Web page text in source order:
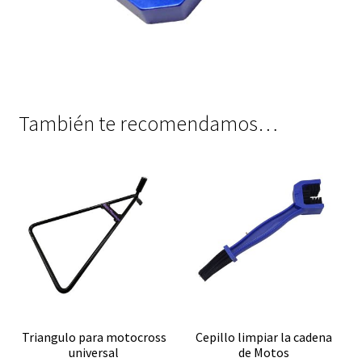
También te recomendamos…
Triangulo para motocross
universal
Cepillo limpiar la cadena
de Motos